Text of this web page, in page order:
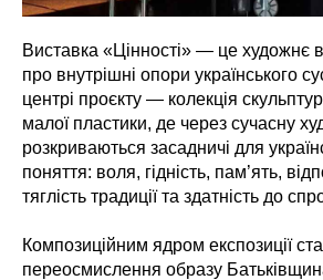
Виставка «Цінності» — це художнє
про внутрішні опори українського
центрі проєкту — колекція
малої пластики, де через сучасну
розкриваються засадничі для
поняття: воля, гідність, пам’ять,
тяглість традиції та здатність до
Композиційним ядром експозиції
переосмислення образу